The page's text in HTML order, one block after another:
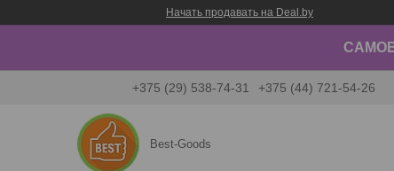
Начать продавать на Deal.by
+375 (29) 538-74-31 +375 (44) 721-54-26
Best-Goods